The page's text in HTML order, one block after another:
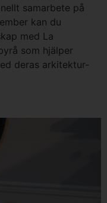
samarbete på
kan du
med La
som hjälper
deras arkitektur-